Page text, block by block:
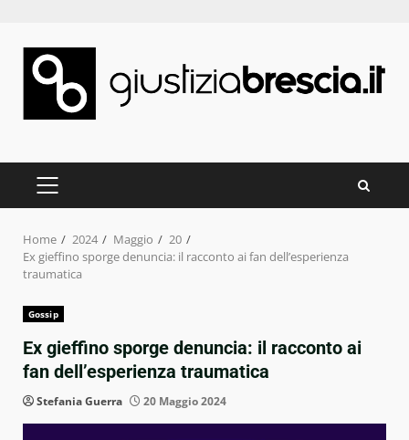
content
PRIMARY
Home 2024 Maggio
20
Ex gieffino sporge denuncia: il racconto ai fan dell’esperienza
traumatica
Gossip
Ex gieffino sporge denuncia: il racconto ai
fan dell’esperienza traumatica
Stefania Guerra 20 Maggio 2024